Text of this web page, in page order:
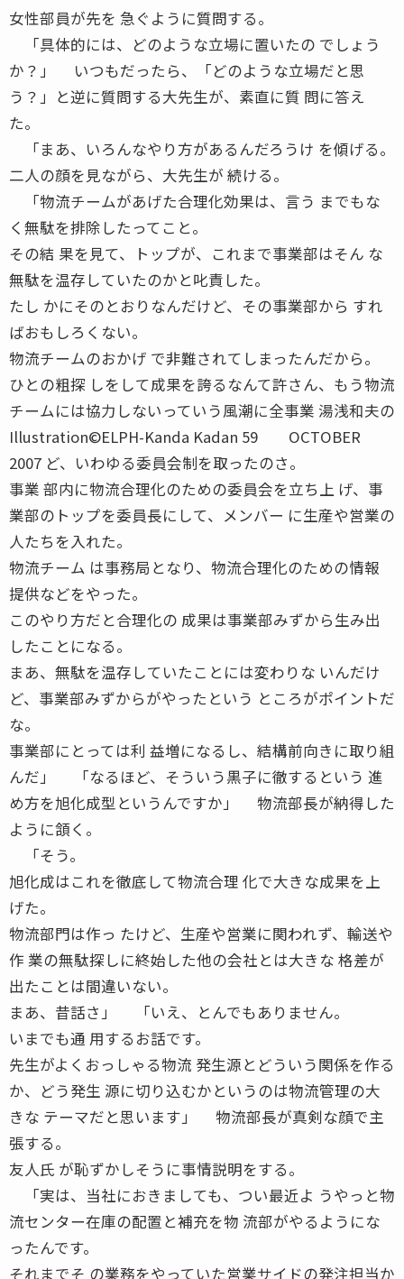
女性部員が先を 急ぐように質問する。
「具体的には、どのような立場に置いたの でしょう
か？」 いつもだったら、「どのような立場だと思
う？」と逆に質問する大先生が、素直に質 問に答え
た。
「まあ、いろんなやり方があるんだろうけ を傾げる。
二人の顔を見ながら、大先生が 続ける。
「物流チームがあげた合理化効果は、言う までもな
く無駄を排除したってこと。
その結 果を見て、トップが、これまで事業部はそん な
無駄を温存していたのかと叱責した。
たし かにそのとおりなんだけど、その事業部から すれ
ばおもしろくない。
物流チームのおかげ で非難されてしまったんだから。
ひとの粗探 しをして成果を誇るなんて許さん、もう物流
チームには協力しないっていう風潮に全事業 湯浅和夫の
Illustration©ELPH-Kanda Kadan 59 OCTOBER
2007 ど、いわゆる委員会制を取ったのさ。
事業 部内に物流合理化のための委員会を立ち上 げ、事
業部のトップを委員長にして、メンバー に生産や営業の
人たちを入れた。
物流チーム は事務局となり、物流合理化のための情報
提供などをやった。
このやり方だと合理化の 成果は事業部みずから生み出
したことになる。
まあ、無駄を温存していたことには変わりな いんだけ
ど、事業部みずからがやったという ところがポイントだ
な。
事業部にとっては利 益増になるし、結構前向きに取り組
んだ」 「なるほど、そういう黒子に徹するという 進
め方を旭化成型というんですか」 物流部長が納得した
ように頷く。
「そう。
旭化成はこれを徹底して物流合理 化で大きな成果を上
げた。
物流部門は作っ たけど、生産や営業に関われず、輸送や
作 業の無駄探しに終始した他の会社とは大きな 格差が
出たことは間違いない。
まあ、昔話さ」 「いえ、とんでもありません。
いまでも通 用するお話です。
先生がよくおっしゃる物流 発生源とどういう関係を作る
か、どう発生 源に切り込むかというのは物流管理の大
きな テーマだと思います」 物流部長が真剣な顔で主
張する。
友人氏 が恥ずかしそうに事情説明をする。
「実は、当社におきましても、つい最近よ うやっと物
流センター在庫の配置と補充を物 流部がやるようにな
ったんです。
それまでそ の業務をやっていた営業サイドの発注担当か